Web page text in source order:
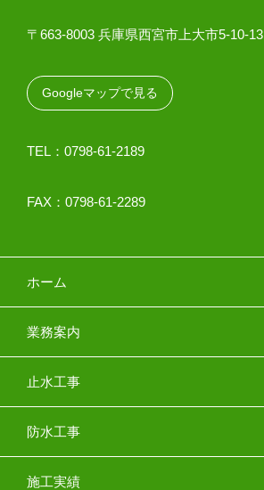
〒663-8003 兵庫県西宮市上大市5-10-13
Googleマップで見る
TEL：0798-61-2189
FAX：0798-61-2289
ホーム
業務案内
止水工事
防水工事
施工実績